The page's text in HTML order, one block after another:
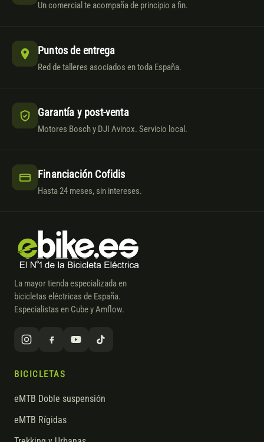
Un comercial te acompaña de principio a fin.
Puntos de entrega
Red de talleres asociados en toda España.
Garantía y post-venta
Motores Bosch y DJI Avinox. Servicio local.
Financiación Cofidis
Hasta 24 meses, sin intereses.
La mayor tienda especializada en
bicicletas eléctricas de España.
Especialistas en Cube y Amflow.
BICICLETAS
eMTB Doble suspensión
eMTB Rígidas